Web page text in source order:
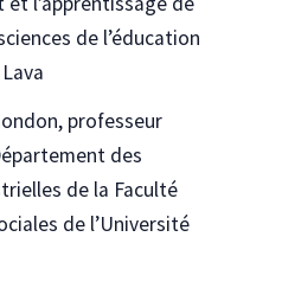
de l’éducation
professeur
des
de la Faculté
de l’Université